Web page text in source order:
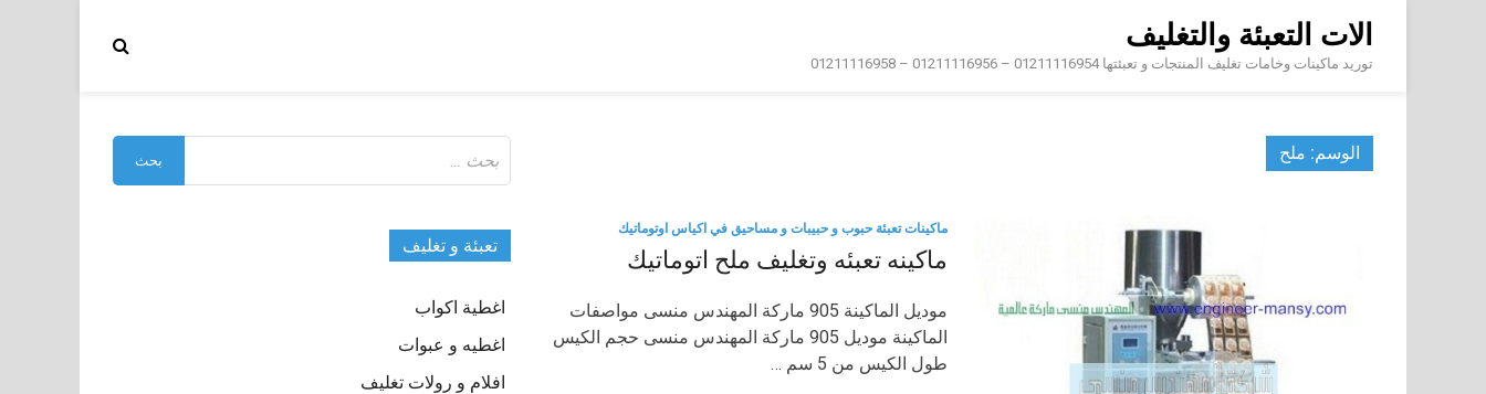
content
الات التعبئة والتغليف
توريد ماكينات وخامات تغليف المنتجات و تعبئتها 01211116954 – 01211116956 – 01211116958
الوسم: ملح
ماكينات تعبئة حبوب و حبيبات و مساحيق في اكياس اوتوماتيك
ماكينه تعبئه وتغليف ملح اتوماتيك
موديل الماكينة 905 ماركة المهندس منسى مواصفات
الماكينة موديل 905 ماركة المهندس منسى حجم الكيس
طول الكيس من 5 سم …
عن:
تعبئة و تغليف
اغطية اكواب
اغطيه و عبوات
افلام و رولات تغليف